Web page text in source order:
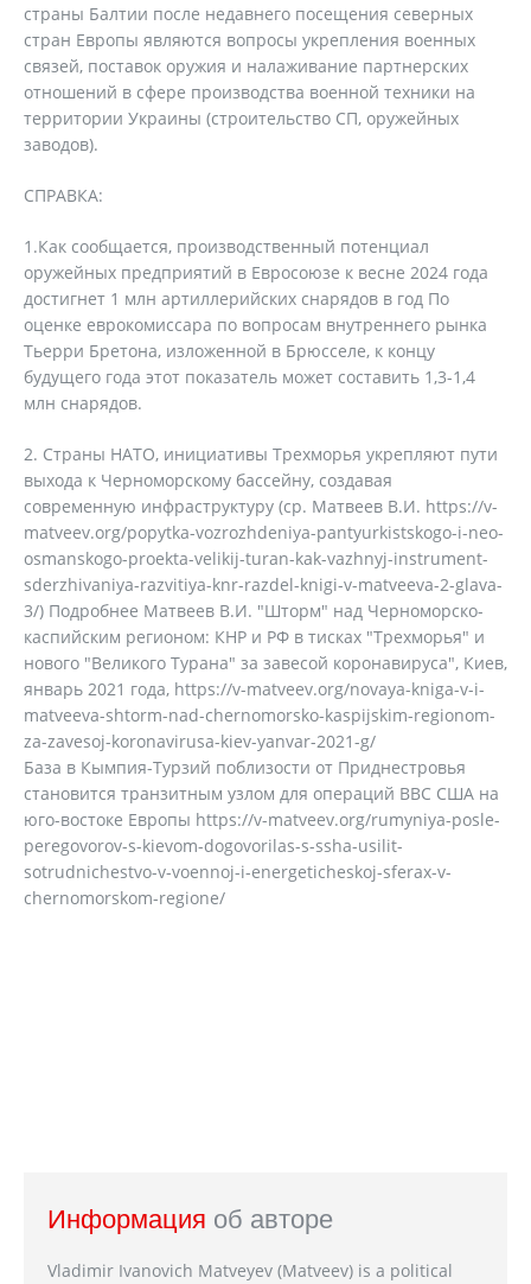
страны Балтии после недавнего посещения северных
стран Европы являются вопросы укрепления военных
связей, поставок оружия и налаживание партнерских
отношений в сфере производства военной техники на
территории Украины (строительство СП, оружейных
заводов).
СПРАВКА:
1.Как сообщается, производственный потенциал
оружейных предприятий в Евросоюзе к весне 2024 года
достигнет 1 млн артиллерийских снарядов в год По
оценке еврокомиссара по вопросам внутреннего рынка
Тьерри Бретона, изложенной в Брюсселе, к концу
будущего года этот показатель может составить 1,3-1,4
млн снарядов.
Страны НАТО, инициативы Трехморья укрепляют пути
выхода к Черноморскому бассейну, создавая
современную инфраструктуру (ср. Матвеев В.И. https://v-
matveev.org/popytka-vozrozhdeniya-pantyurkistskogo-i-neo-
osmanskogo-proekta-velikij-turan-kak-vazhnyj-instrument-
sderzhivaniya-razvitiya-knr-razdel-knigi-v-matveeva-2-glava-
3/) Подробнее Матвеев В.И. "Шторм" над Черноморско-
каспийским регионом: КНР и РФ в тисках "Трехморья" и
нового "Великого Турана" за завесой коронавируса", Киев,
январь 2021 года, https://v-matveev.org/novaya-kniga-v-i-
matveeva-shtorm-nad-chernomorsko-kaspijskim-regionom-
za-zavesoj-koronavirusa-kiev-yanvar-2021-g/
База в Кымпия-Турзий поблизости от Приднестровья
становится транзитным узлом для операций ВВС США на
юго-востоке Европы https://v-matveev.org/rumyniya-posle-
peregovorov-s-kievom-dogovorilas-s-ssha-usilit-
sotrudnichestvo-v-voennoj-i-energeticheskoj-sferax-v-
chernomorskom-regione/
Информация об авторе
Vladimir Ivanovich Matveyev (Matveev) is a political